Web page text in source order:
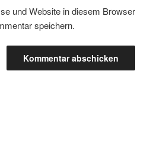
und Website in diesem Browser
speichern.